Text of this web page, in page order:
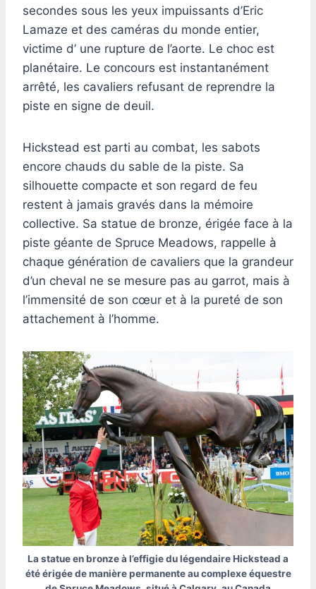
secondes sous les yeux impuissants d’Eric
Lamaze et des caméras du monde entier,
victime d’ une rupture de l’aorte. Le choc est
planétaire. Le concours est instantanément
arrêté, les cavaliers refusant de reprendre la
piste en signe de deuil.
Hickstead est parti au combat, les sabots
encore chauds du sable de la piste. Sa
silhouette compacte et son regard de feu
restent à jamais gravés dans la mémoire
collective. Sa statue de bronze, érigée face à la
piste géante de Spruce Meadows, rappelle à
chaque génération de cavaliers que la grandeur
d’un cheval ne se mesure pas au garrot, mais à
l’immensité de son cœur et à la pureté de son
attachement à l’homme.
La statue en bronze à l’effigie du légendaire Hickstead a
été érigée de manière permanente au complexe équestre